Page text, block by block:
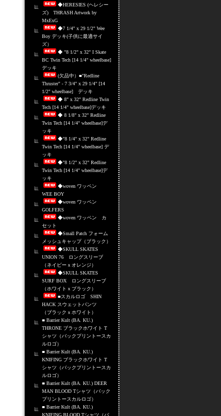
◆HERESIES (ヘレシー
ズ) THRASH Artwork by
MxExG
◆7 1/4" x 29 1/2" Wee
Boy デッキ(子供に最適サイ
ズ）
◆ "8 1/2" x 32" I Skate
BC Twin Tech [14 1/4" wheelbase]
デッキ
(欠品中）■"Redline
Thruster" - 7 3/4" x 29 1/4" [14
1/2" wheelbase] デッキ
◆ 8" x 32" Redline Twin
Tech [14 1/4" wheelbase]デッキ
◆ 8 1/8" x 32" Redline
Twin Tech [14 1/4" wheelbase]デ
ッキ
◆"8 1/4" x 32" Redline
Twin Tech [14 1/4" wheelbase] デ
ッキ
◆"8 1/2" x 32" Redline
Twin Tech [14 1/4" wheelbase]デ
ッキ
◆woven ワッペン
WEE BOY
◆woven ワッペン
GOLFERS
◆woven ワッペン カ
セット
◆Small Patch フォーム
メッシュキャップ（ブラック）
◆SKULL SKATES
UNION 76 ロングスリーブ
（ネイビーｘオレンジ）
◆SKULL SKATES
SURF BOX ロングスリーブ
（ホワイトｘブラック）
■スカルロゴ SHIN
HACK スウェットパンツ
（ブラックｘホワイト）
■ Barrier Kult (BA. KU.)
THRONE ブラックホワイト T
シャツ（バックプリントースカ
ルロゴ）
■ Barrier Kult (BA. KU.)
KNIFING ブラックホワイト T
シャツ（バックプリントースカ
ルロゴ）
■ Barrier Kult (BA. KU.) DEER
MAN BLOOD Tシャツ（バック
プリントースカルロゴ）
■ Barrier Kult (BA. KU.)
KNIFING BLOOD Tシャツ（バ